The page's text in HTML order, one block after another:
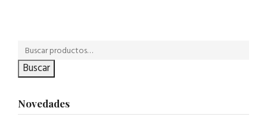
Buscar
Novedades